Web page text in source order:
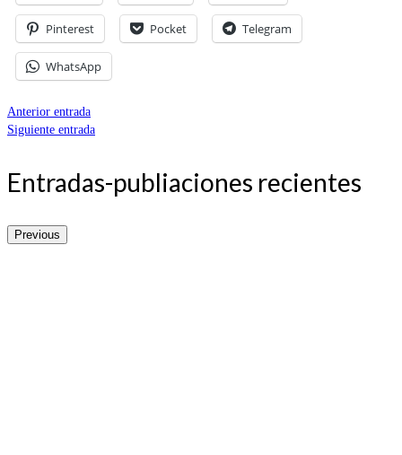
Pinterest Pocket Telegram
WhatsApp
Anterior entrada
Siguiente entrada
Entradas-publiaciones recientes
Previous